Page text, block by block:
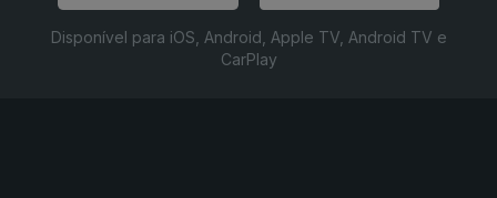
Disponível para iOS, Android, Apple TV, Android TV e
CarPlay